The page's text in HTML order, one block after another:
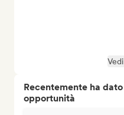
Recentemente ha
opportunità